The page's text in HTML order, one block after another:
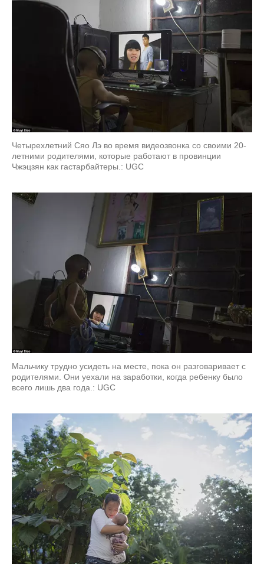
Четырехлетний Сяо Лэ во время видеозвонка со своими 20-
летними родителями, которые работают в провинции
Чжэцзян как гастарбайтеры.: UGC
Мальчику трудно усидеть на месте, пока он разговаривает с
родителями. Они уехали на заработки, когда ребенку было
всего лишь два года.: UGC